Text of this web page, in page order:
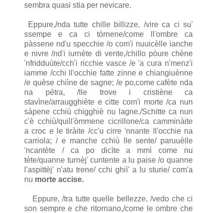
sembra quasi stia per nevicare.
Eppure,/nda tutte chille billizze, /vire ca ci su'
ssempe e ca ci tòrnene/come ll'ombre ca
pàssene nd'u specchie /o com'i nuuicèlle ianche
e nivre /nd'i iurnète di vente,/chillo pòure chène
'nfridduùte/cch'i ricchie vasce /e 'a cura n'menz'i
iamme /cchi ll'occhie fatte zinne e chiangiuènne
/e quèse chiìne de sagne; /e po,come cafète nda
na pétra, /lle trove i cristiène ca
stavìne/arraugghiète e citte com'i morte /ca nun
sàpene cchiù chigghiè nu lagne./Schitte ca nun
c'è cchiù/quill'òmmene cicrillone/ca camminàite
a croc e le tiràite /cc'u cirre 'nnante ll'occhie na
carriola; / e manche cchiù lle sente/ paruuèlle
'ncantète / ca po dicìte a mmì come nu
tète/quanne turnèj' cuntente a lu paise /o quanne
l'aspittèj' n'atu trene/ cchi ghiì' a lu sturie/ com'a
nu morte accise.
Eppure, /tra tutte quelle bellezze, /vedo che ci
son sempre e che ritornano,/come le ombre che